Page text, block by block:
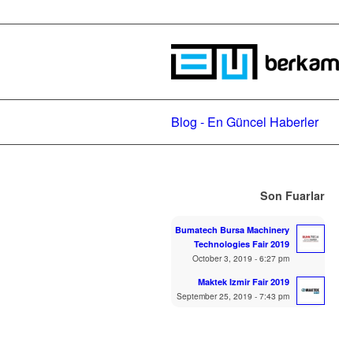
Blog - En Güncel Haberler
Son Fuarlar
Bumatech Bursa Machinery
Technologies Fair 2019
October 3, 2019 - 6:27 pm
Maktek Izmir Fair 2019
September 25, 2019 - 7:43 pm